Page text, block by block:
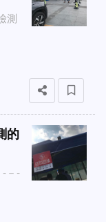
測
的
-－-